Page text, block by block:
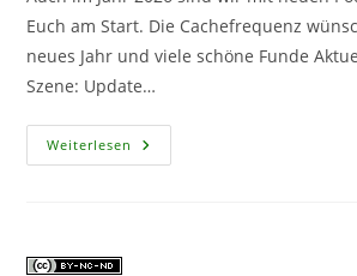
Euch am Start. Die Cachefrequenz
neues Jahr und viele schöne Funde
Szene: Update…
Weiterlesen CF
449